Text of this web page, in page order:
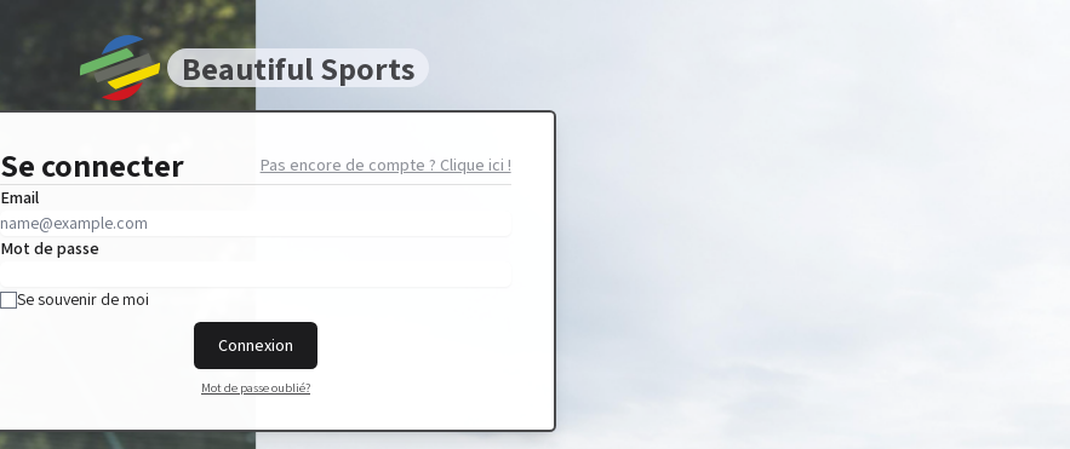
Beautiful Sports
Se connecter
Pas encore de compte ? Clique ici !
Email
Mot de passe
Se souvenir de moi
Connexion
Mot de passe oublié?